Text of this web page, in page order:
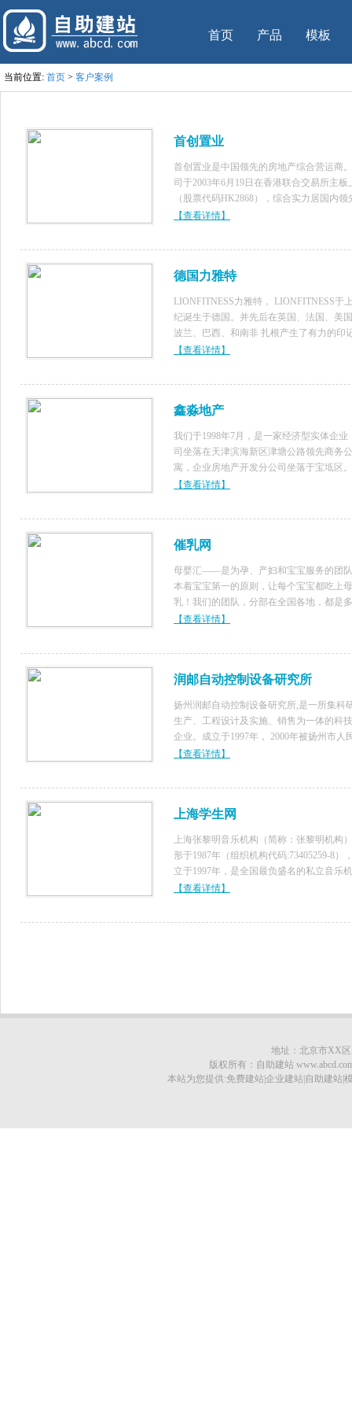
首页 产品 模板
当前位置: 首页 > 客户案例
首创置业
首创置业是中国领先的房地产综合营运商
司于2003年6月19日在香港联合交易所主板
（股票代码HK2868），综合实力居国内领
位。
【查看详情】
德国力雅特
LIONFITNESS力雅特， LIONFITNESS于
纪诞生于德国。并先后在英国、法国、美
波兰、巴西、和南非 扎根产生了有力的印
影响,凭借质量好性能好而得到业界和健身
【查看详情】
鑫淼地产
我们于1998年7月，是一家经济型实体企业
司坐落在天津滨海新区津塘公路领先商务公
寓，企业房地产开发分公司坐落于宝坻区
业注册资金5000万元，主营房地产开发、
【查看详情】
催乳网
母婴汇——是为孕、产妇和宝宝服务的团
本着宝宝第一的原则，让每个宝宝都吃上母
乳！我们的团队，分部在全国各地，都是
从事医疗工作的专科类、技术类人员，都
【查看详情】
润邮自动控制设备研究所
扬州润邮自动控制设备研究所,是一所集科
生产、工程设计及实施、销售为一体的科
企业。成立于1997年， 2000年被扬州市人
府首批认定为《民营科技企业》，2002年
【查看详情】
上海学生网
上海张黎明音乐机构（简称：张黎明机构
形于1987年（组织机构代码:73405259-8）
立于1997年，是全国最负盛名的私立音乐机
构。 机构最大的教学成果（学院精品课程
【查看详情】
地址：北京市XX
版权所有：自助建站
本站为您提供:免费建站|企业建站|自助建站|